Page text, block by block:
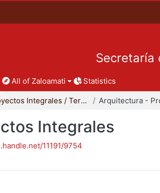
Secretaría
All of Zaloamati Statistics
Proyectos Integrales / Terminales - Licenciatura
Integrales
11191/9754